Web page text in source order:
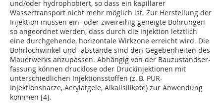
und/oder hydrophobiert, so dass ein kapillarer
Wassertransport nicht mehr möglich ist. Zur Herstellung der
Injektion müssen ein- oder zweireihig geneigte Bohrungen
so angeordnet werden, dass durch die Injektion letztlich
eine durchgehende, horizontale Wirkzone erreicht wird. Die
Bohrlochwinkel und -abstände sind den Gegebenheiten des
Mauerwerks anzupassen. Abhängig von der Bauzustandser­
fassung können drucklose oder Druckinjektionen mit
unterschiedlichen Injektionsstoffen (z. B. PUR-
Injektionsharze, Acryl­atgele, Alkalisilikate) zur Anwendung
kommen [4].